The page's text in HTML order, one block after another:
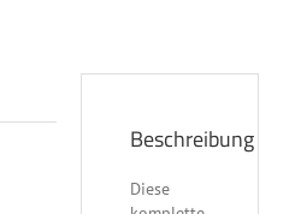
Beschreibung
Diese